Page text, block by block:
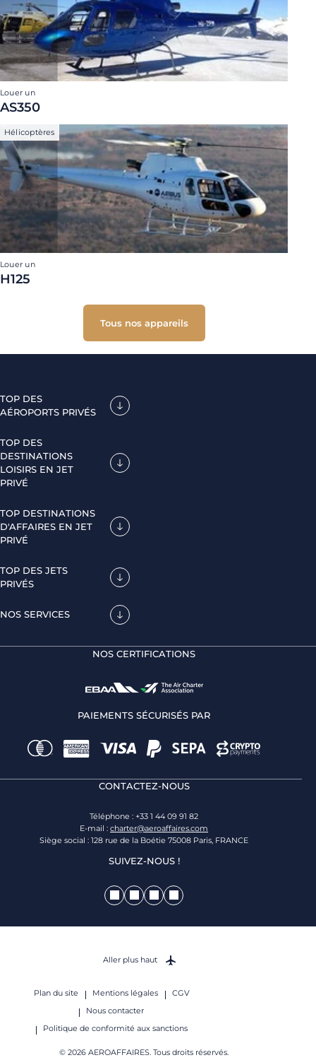
Louer un
AS350
Hélicoptères
Louer un
H125
Tous nos appareils
TOP DES
AÉROPORTS PRIVÉS
TOP DES
DESTINATIONS
LOISIRS EN JET
PRIVÉ
TOP DESTINATIONS
D'AFFAIRES EN JET
PRIVÉ
TOP DES JETS
PRIVÉS
NOS SERVICES
NOS CERTIFICATIONS
PAIEMENTS SÉCURISÉS PAR
CONTACTEZ-NOUS
Téléphone : +33 1 44 09 91 82
E-mail : charter@aeroaffaires.com
Siège social : 128 rue de la Boétie 75008 Paris, FRANCE
SUIVEZ-NOUS !
Plan du site Mentions légales
CGV
Nous contacter
Politique de conformité aux sanctions
© 2026 AEROAFFAIRES. Tous droits réservés.
Aller plus haut